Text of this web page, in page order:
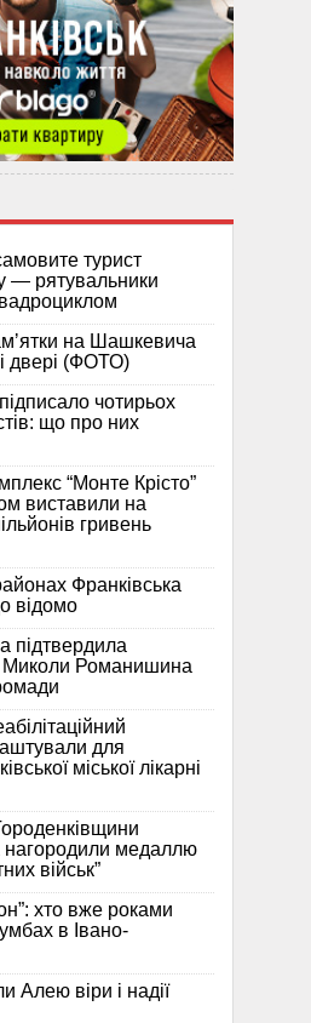
турист
— рятувальники
на Шашкевича
двері (ФОТО)
чотирьох
що про них
“Монте Крісто”
виставили на
гривень
Франківська
відомо
підтвердила
Миколи Романишина
для
міської лікарні
нагородили медаллю
військ”
хто вже роками
в Івано-
Алею віри і надії